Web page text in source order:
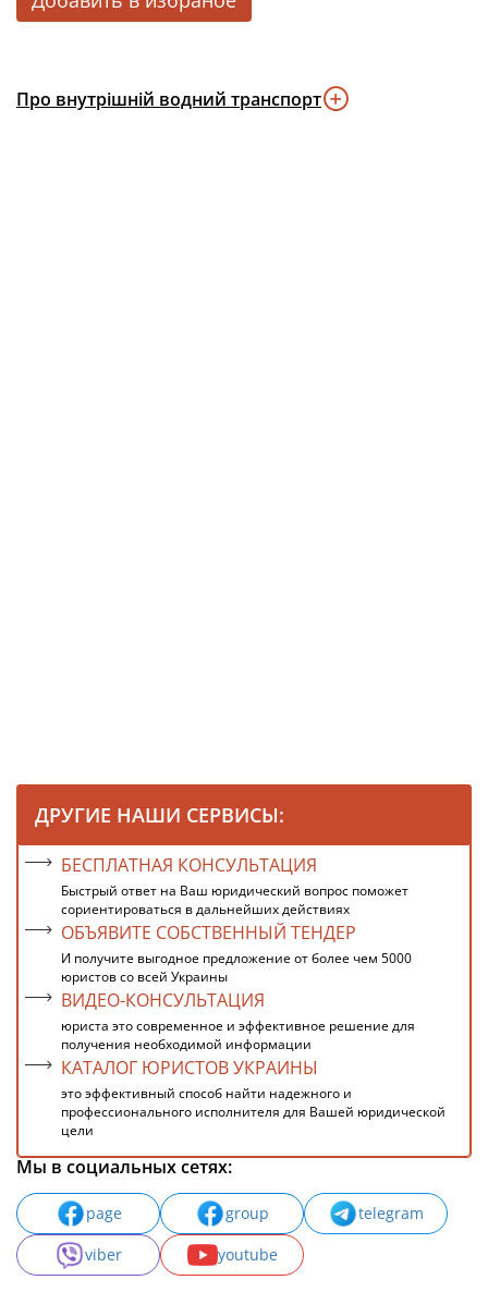
Про внутрішній водний транспорт
ДРУГИЕ НАШИ СЕРВИСЫ:
БЕСПЛАТНАЯ КОНСУЛЬТАЦИЯ
Быстрый ответ на Ваш юридический вопрос поможет
сориентироваться в дальнейших действиях
ОБЪЯВИТЕ СОБСТВЕННЫЙ ТЕНДЕР
И получите выгодное предложение от более чем 5000
юристов со всей Украины
ВИДЕО-КОНСУЛЬТАЦИЯ
юриста это современное и эффективное решение для
получения необходимой информации
КАТАЛОГ ЮРИСТОВ УКРАИНЫ
это эффективный способ найти надежного и
профессионального исполнителя для Вашей юридической
цели
Мы в социальных сетях:
page group
telegram
viber
youtube